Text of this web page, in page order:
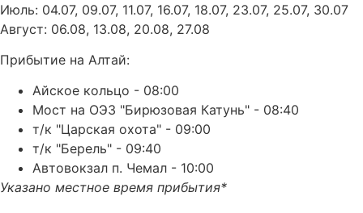
Июль: 04.07, 09.07, 11.07, 16.07, 18.07, 23.07, 25.07, 30.07
Август: 06.08, 13.08, 20.08, 27.08
Прибытие на Алтай:
Айское кольцо - 08:00
Мост на ОЭЗ "Бирюзовая Катунь" - 08:40
т/к "Царская охота" - 09:00
т/к "Берель" - 09:40
Автовокзал п. Чемал - 10:00
Указано местное время прибытия*